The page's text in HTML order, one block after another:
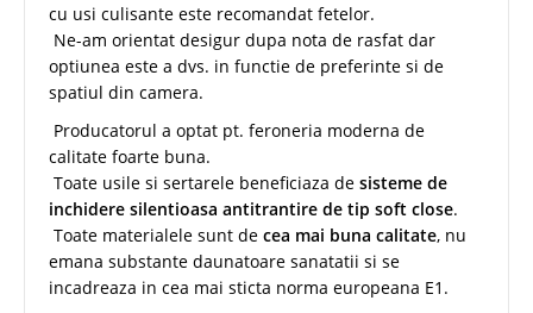
cu usi culisante este recomandat fetelor.
Ne-am orientat desigur dupa nota de rasfat dar
optiunea este a dvs. in functie de preferinte si de
spatiul din camera.
Producatorul a optat pt. feroneria moderna de
calitate foarte buna.
Toate usile si sertarele beneficiaza de sisteme de
inchidere silentioasa antitrantire de tip soft close.
Toate materialele sunt de cea mai buna calitate, nu
emana substante daunatoare sanatatii si se
incadreaza in cea mai sticta norma europeana E1.